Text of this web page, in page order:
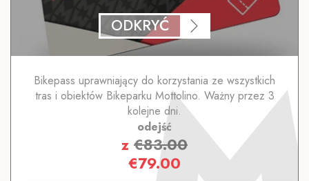
ODKRYĆ
Bikepass uprawniający do korzystania ze wszystkich
tras i obiektów Bikeparku Mottolino. Ważny przez 3
kolejne dni.
odejść
z €83.00
€79.00